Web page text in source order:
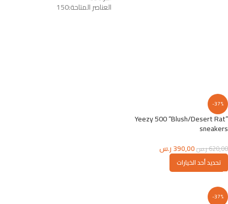
-37%
Yeezy 500 “Blush/Desert Rat”
sneakers
620,00ر.س390,00ر.س
تحديد أحد الخيارات
العناصر المتاحة:150
-37%